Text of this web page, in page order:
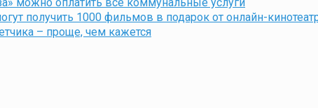
получить 1000 фильмов в подарок от онлайн-
– проще, чем кажется